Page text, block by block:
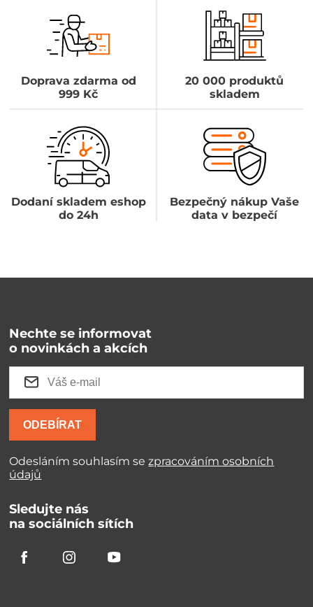
Doprava zdarma od
999 Kč
20 000 produktů
skladem
Dodaní skladem eshop
do 24h
Bezpečný nákup Vaše
data v bezpečí
Nechte se informovat
o novinkách a akcích
ODEBÍRAT
Odesláním souhlasím sezpracováním osobních
údajů
Sledujte nás
na sociálních sítích